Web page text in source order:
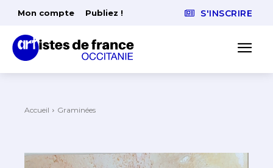
Mon compte Publiez ! S'INSCRIRE
Accueil Graminées